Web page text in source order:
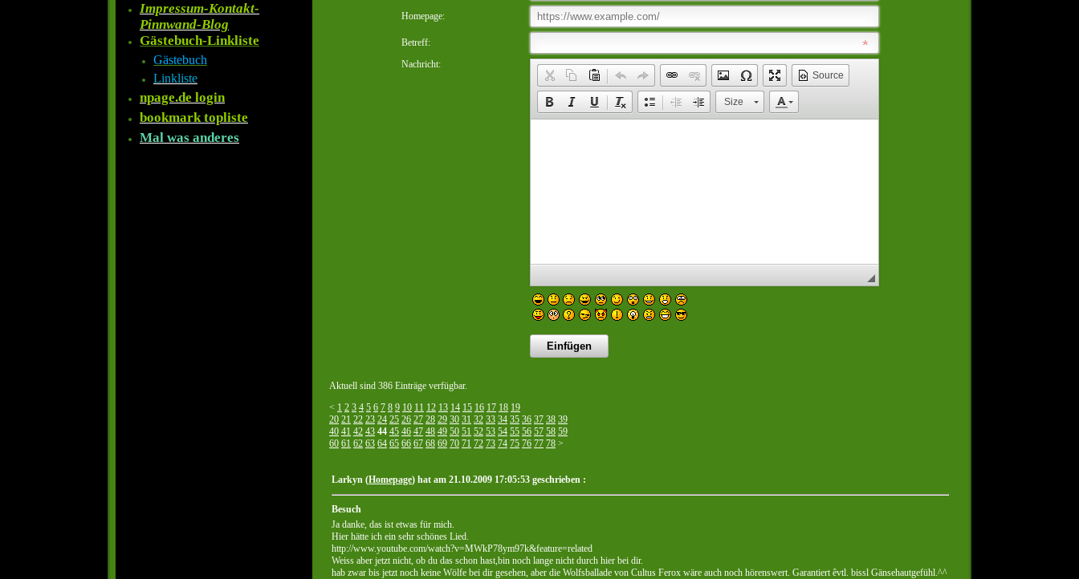
Impressum-Kontakt-
Pinnwand-Blog
Gästebuch-Linkliste
Gästebuch
Linkliste
npage.de login
bookmark topliste
Mal was anderes
Homepage:
Betreff:
Nachricht:
Source
Size
Aktuell sind 386 Einträge verfügbar.
< 1 2 3 4 5 6 7 8 9 10 11 12 13 14 15 16 17 18 19
20 21 22 23 24 25 26 27 28 29 30 31 32 33 34 35 36 37 38 39
40 41 42 43 44 45 46 47 48 49 50 51 52 53 54 55 56 57 58 59
60 61 62 63 64 65 66 67 68 69 70 71 72 73 74 75 76 77 78 >
Larkyn (Homepage) hat am 21.10.2009 17:05:53 geschrieben :
Besuch
Ja danke, das ist etwas für mich.
Hier hätte ich ein sehr schönes Lied.
http://www.youtube.com/watch?v=MWkP78ym97k&feature=related
Weiss aber jetzt nicht, ob du das schon hast,bin noch lange nicht durch hier bei dir.
hab zwar bis jetzt noch keine Wölfe bei dir gesehen, aber die Wolfsballade von Cultus Ferox wäre auch noch hörenswert. Garantiert êvtl. bissl Gänsehautgefühl.^^